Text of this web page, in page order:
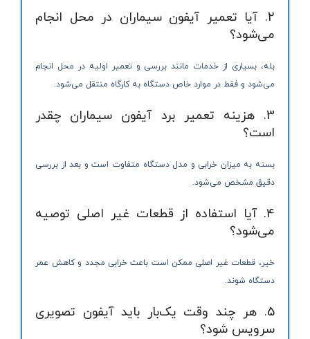
2. آیا تعمیر آیفون سیماران در محل انجام
می‌شود؟
بله، بسیاری از خدمات مانند بررسی و تعمیر اولیه در محل انجام
می‌شود و فقط در موارد خاص دستگاه به کارگاه منتقل می‌شود.
3. هزینه تعمیر برد آیفون سیماران چقدر
است؟
بسته به میزان خرابی و مدل دستگاه متفاوت است و بعد از بررسی
دقیق مشخص می‌شود.
4. آیا استفاده از قطعات غیر اصلی توصیه
می‌شود؟
خیر، قطعات غیر اصلی ممکن است باعث خرابی مجدد و کاهش عمر
دستگاه شوند.
5. هر چند وقت یک‌بار باید آیفون تصویری
سرویس شود؟